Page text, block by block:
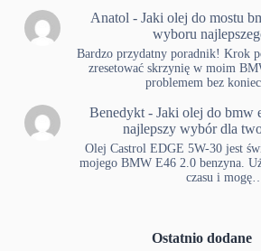
Anatol - Jaki olej do mostu
wyboru
Bardzo przydatny poradnik! Krok
zresetować skrzynię w moim
problemem bez
Benedykt- Jaki olej do bmw
najlepszy wybór dla
Olej Castrol EDGE 5W-30 jest
mojego BMW E46 2.0 benzyna.
czasu i
Ostatnio dodane